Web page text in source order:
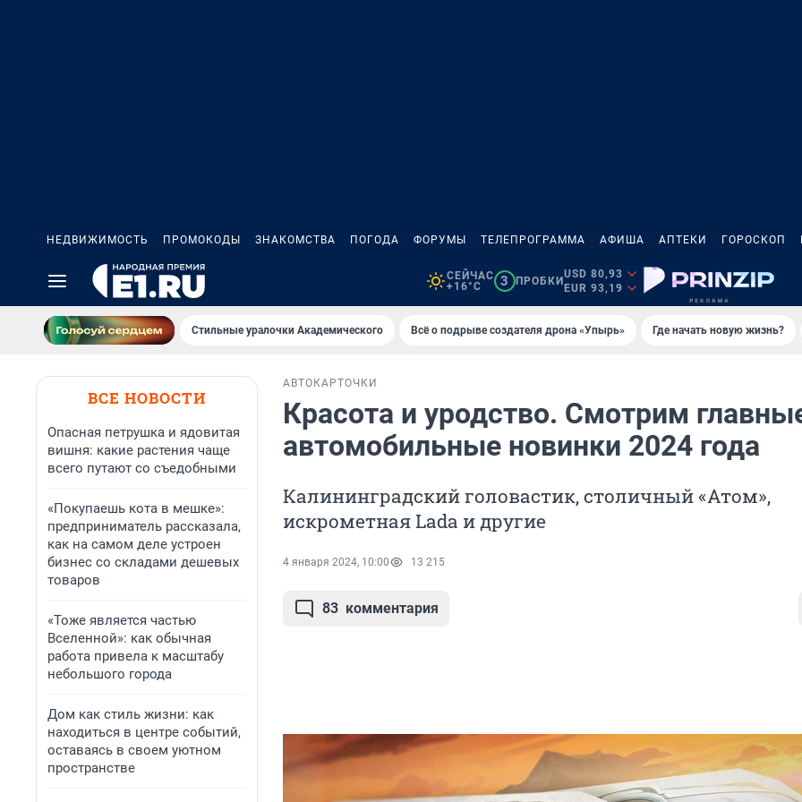
НЕДВИЖИМОСТЬ ПРОМОКОДЫ ЗНАКОМСТВА ПОГОДА ФОРУМЫ ТЕЛЕПРОГРАММА АФИША АПТЕКИ ГОРОСКОП
СЕЙЧАС
+16°C
3 ПРОБКИ
USD 80,93
EUR 93,19
Стильные уралочки Академического Всё о подрыве создателя дрона «Упырь» Где начать новую жизнь?
ВСЕ НОВОСТИ
Опасная петрушка и ядовитая
вишня: какие растения чаще
всего путают со съедобными
«Покупаешь кота в мешке»:
предприниматель рассказала,
как на самом деле устроен
бизнес со складами дешевых
товаров
«Тоже является частью
Вселенной»: как обычная
работа привела к масштабу
небольшого города
Дом как стиль жизни: как
находиться в центре событий,
оставаясь в своем уютном
пространстве
АВТО КАРТОЧКИ
Красота и уродство. Смотрим
автомобильные новинки 2024 года
Калининградский головастик, столичный «Атом»,
искрометная Lada и другие
4 января 2024, 10:00 13 215
83 комментария